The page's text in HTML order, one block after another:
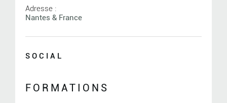
Adresse :
Nantes & France
SOCIAL
FORMATIONS